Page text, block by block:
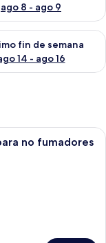
ago 8 - ago 9
semana ago 7 -
fin de semana
14 - ago 16
la disponibilidad
de hotel con una
no fumadores